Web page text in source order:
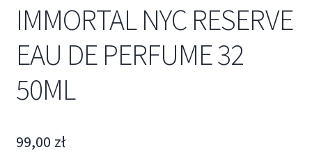
IMMORTAL NYC RESERVE
EAU DE PERFUME 32
50ML
99,00 zł